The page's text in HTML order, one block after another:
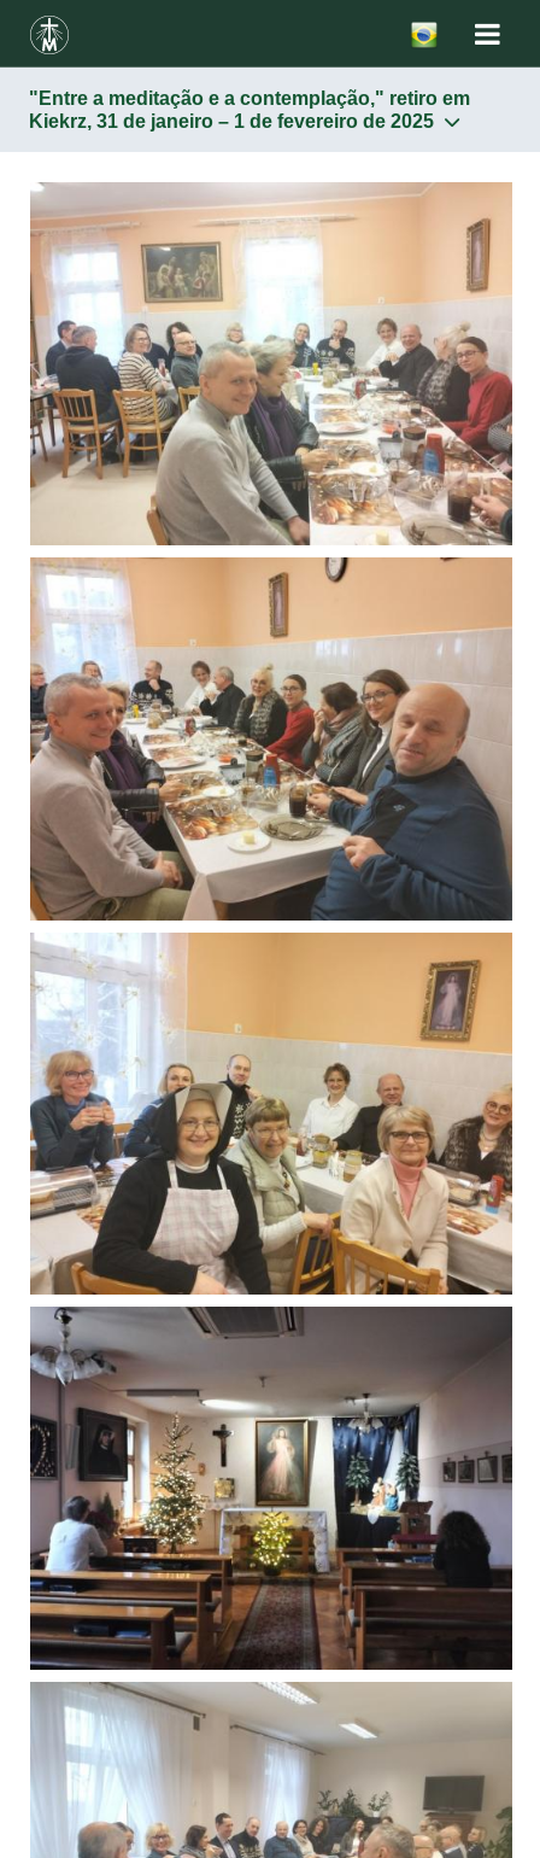
"Entre a meditação e a contemplação," retiro em
Kiekrz, 31 de janeiro – 1 de fevereiro de 2025